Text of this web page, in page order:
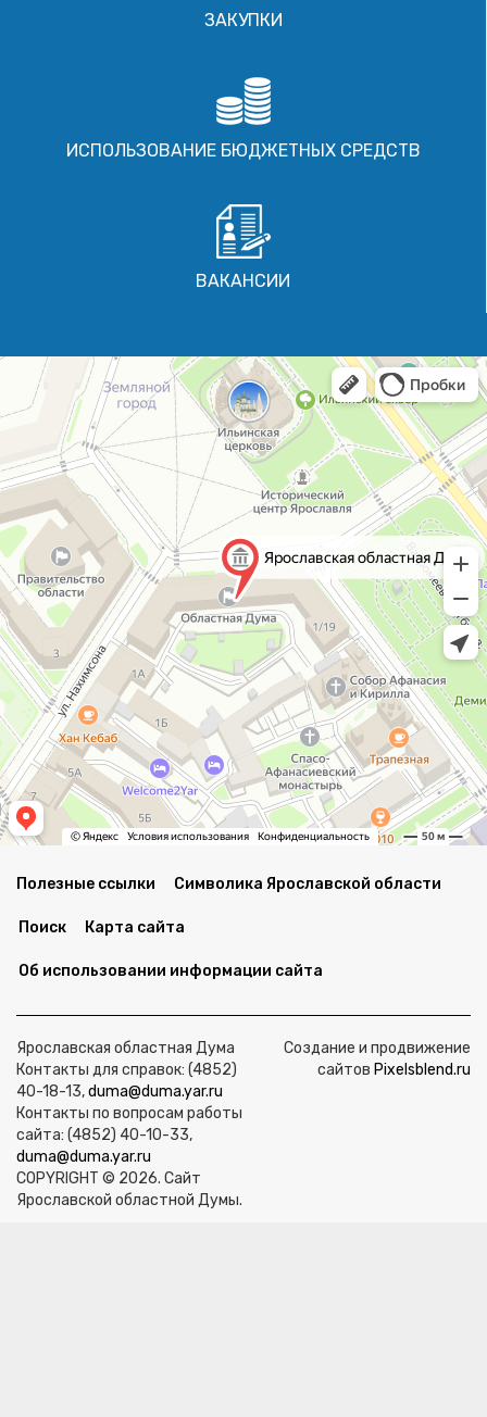
ЗАКУПКИ
ИСПОЛЬЗОВАНИЕ БЮДЖЕТНЫХ СРЕДСТВ
ВАКАНСИИ
Полезные ссылки Символика Ярославской области
Поиск Карта сайта
Об использовании информации сайта
Ярославская областная Дума
Контакты для справок: (4852)
40-18-13,duma@duma.yar.ru
Контакты по вопросам работы
сайта: (4852) 40-10-33,
duma@duma.yar.ru
COPYRIGHT © 2026. Сайт
Ярославской областной Думы.
Создание и продвижение
сайтов Pixelsblend.ru